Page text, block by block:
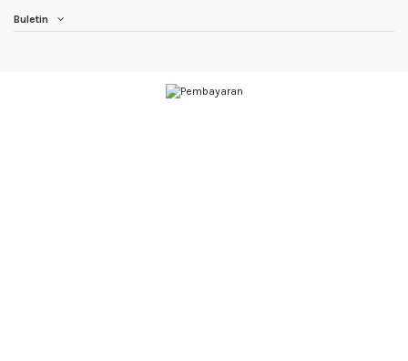
Buletin